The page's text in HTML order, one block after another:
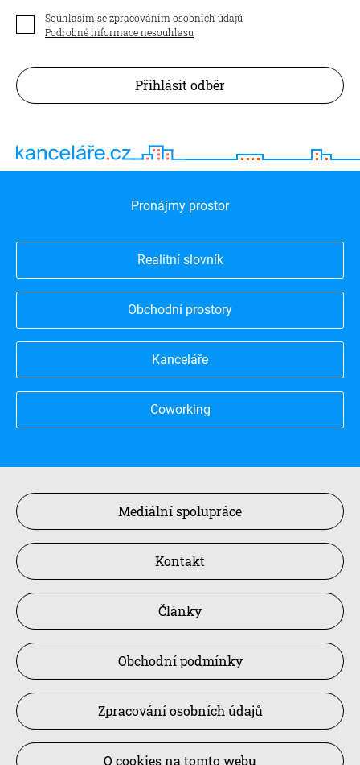
Souhlasím se zpracováním osobních údajů
Podrobné informace nesouhlasu
Přihlásit odběr
Pronájmy prostor
Realitní slovník
Obchodní prostory
Kanceláře
Coworking
Mediální spolupráce
Kontakt
Články
Obchodní podmínky
Zpracování osobních údajů
O cookies na tomto webu